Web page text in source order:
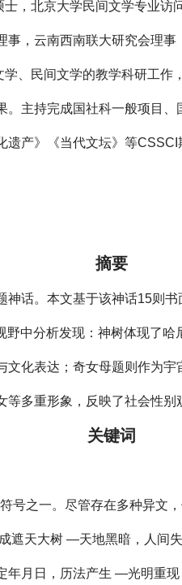
，北京大学民间文学专业访
，云南西南联大研究会理事
、民间文学的教学科研工
。主持完成国社科一般项目
产》《当代文坛》等
摘要
神话。本文基于该神话15则
野中分析发现：神树体现了
化表达；奇女母题则作为
多重形象，反映了社会性别
关键词
号之一。尽管存在多种异文
遮天大树 —天地黑暗，人间
月日，历法产生 —光明重现